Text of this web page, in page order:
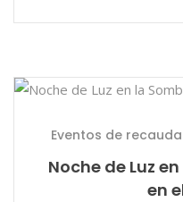
Eventos de
Noche de Luz
en